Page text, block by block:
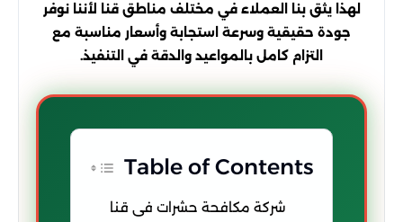
لهذا يثق بنا العملاء في مختلف مناطق قنا لأننا نوفر
جودة حقيقية وسرعة استجابة وأسعار مناسبة مع
التزام كامل بالمواعيد والدقة في التنفيذ.
Table of Contents
شركة مكافحة حشرات فى قنا